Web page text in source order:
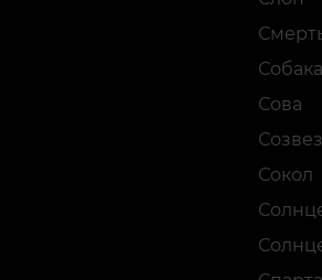
Собака
Сова
Сокол